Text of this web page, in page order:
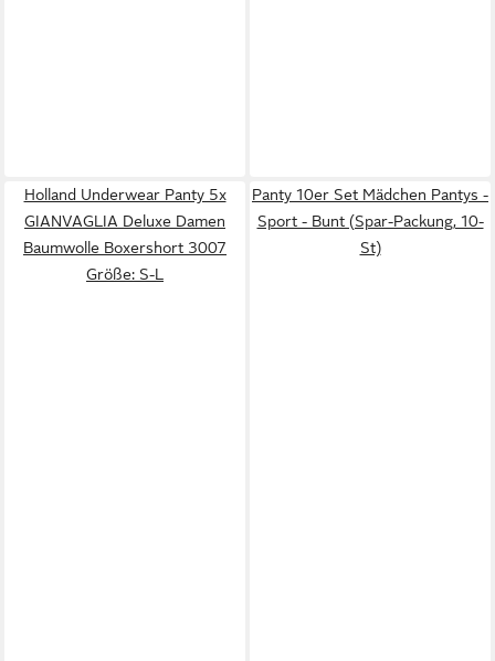
Holland Underwear Panty 5x
GIANVAGLIA Deluxe Damen
Baumwolle Boxershort 3007
Größe: S-L
Panty 10er Set Mädchen Pantys -
Sport - Bunt (Spar-Packung, 10-
St)